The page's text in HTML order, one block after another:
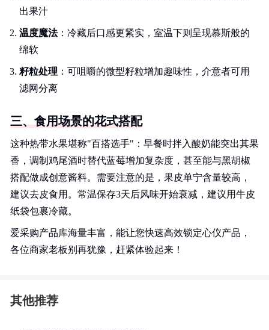
出果汁
温度魔法：冷藏后口感更紧实，室温下则呈现慕斯般的
绵软
籽粒处理 ：可咀嚼的微型籽粒增加趣味性，介意者可用
滤网分离
三、食用场景的花式搭配
这种热带水果堪称"百搭选手"：早餐时拌入酸奶能突出其果
香，调制鸡尾酒时替代蓝莓增加复杂度，甚至能与黑胡椒
搭配做成创意酱料。需要注意的是，果皮单宁含量较高，
建议去皮食用。常温保存3天后风味开始衰减，建议用牛皮
纸袋包裹冷藏。
爱采购产品库海量丰富，能让您快速高效锁定心仪产品，
各位商家老板别再犹豫，赶紧体验起来！
其他推荐